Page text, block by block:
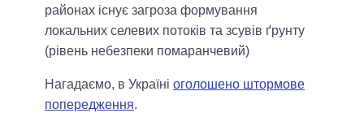
районах iснує загроза формування
локальних селевих потоків та зсувiв ґрунту
(рiвень небезпеки помаранчевий)
Нагадаємо, в Україні оголошено штормове
попередження.